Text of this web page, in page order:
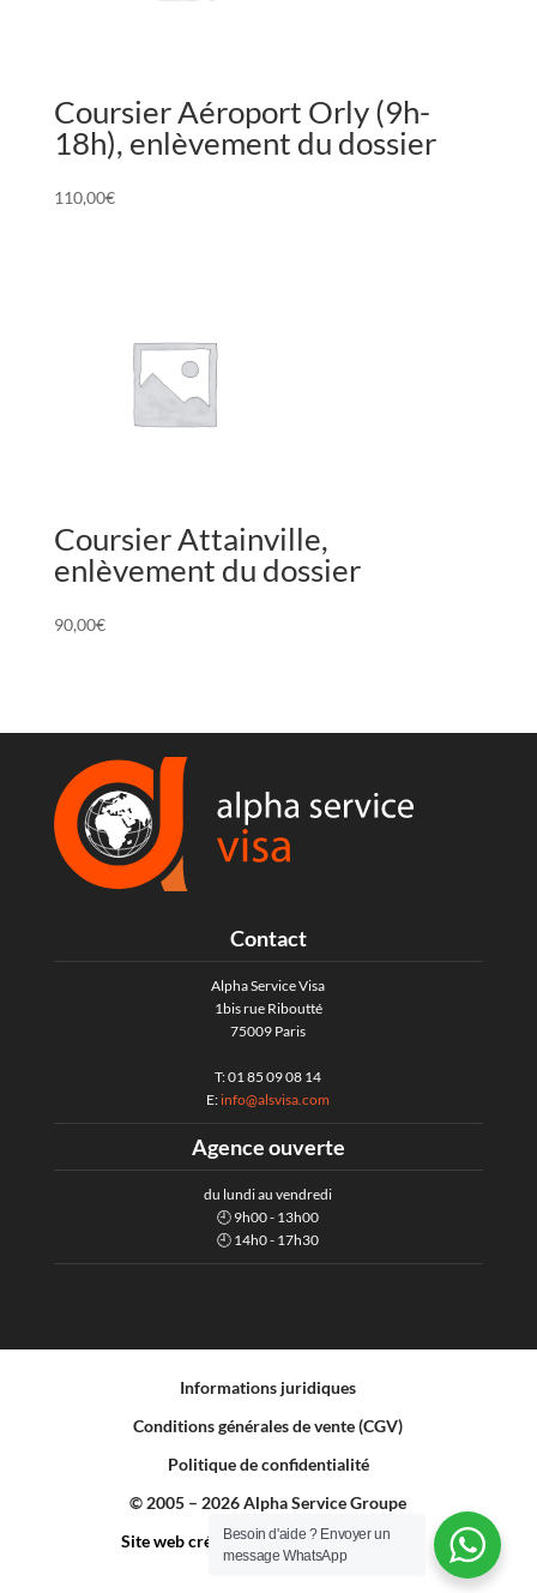
Coursier Aéroport Orly (9h-
18h), enlèvement du dossier
110,00€
Coursier Attainville,
enlèvement du dossier
90,00€
Contact
Alpha Service Visa
1bis rue Riboutté
75009 Paris
T: 01 85 09 08 14
E: info@alsvisa.com
Agence ouverte
du lundi au vendredi
🕘 9h00 - 13h00
🕘 14h0 - 17h30
Informations juridiques
Conditions générales de vente (CGV)
Politique de confidentialité
© 2005 – 2026 Alpha Service Groupe
Site web créé par Alpha Service Groupe
Besoin d'aide ? Envoyer un
message WhatsApp